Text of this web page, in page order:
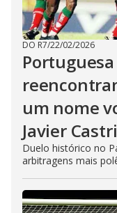
DO R7/22/02/2026
um nome
Javier
Duelo histórico no
arbitragens mais